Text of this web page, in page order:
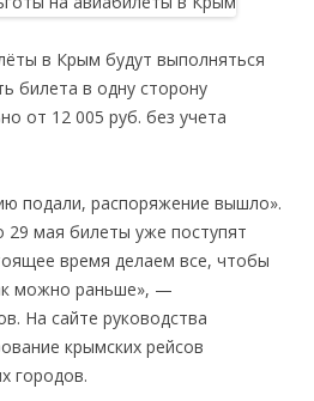
в Крым будут выполняться
билета в одну сторону
от 12 005 руб. без учета
подали, распоряжение вышло».
29 мая билеты уже поступят
время делаем все, чтобы
можно раньше», —
На сайте руководства
крымских рейсов
городов.